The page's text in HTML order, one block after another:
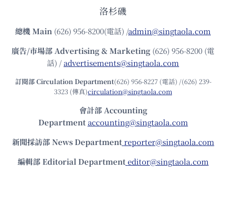
洛杉磯
總機Main (626) 956-8200(電話) /admin@singtaola.com
廣告/市場部Advertising & Marketing (626) 956-8200 (電
話) /advertisements@singtaola.com
訂閱部 Circulation Department(626) 956-8227 (電話) /(626) 239-
3323 (傳真)circulation@singtaola.com
會計部 Accounting
Department accounting@singtaola.com
新聞採訪部 News Department reporter@singtaola.com
編輯部 Editorial Department editor@singtaola.com